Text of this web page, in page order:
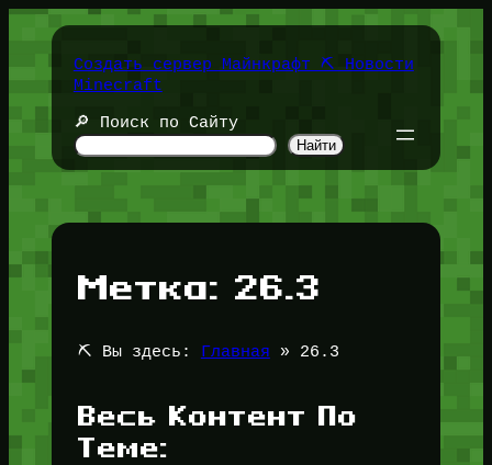
Перейти
содержимомуСоздать сервер Майнкрафт ⛏️ Новости
Minecraft
🔎 Поиск по Сайту
Найти
Метка: 26.3
⛏️ Вы здесь: Главная » 26.3
Весь Контент По
Теме: